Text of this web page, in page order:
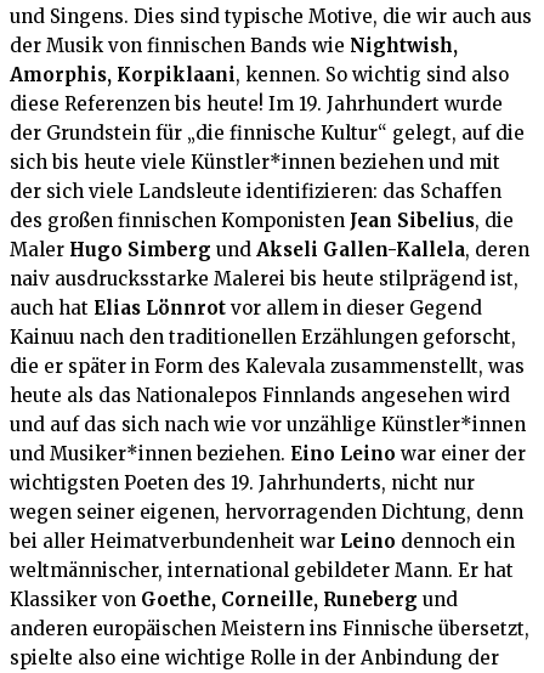
und Singens. Dies sind typische Motive, die wir auch aus
der Musik von finnischen Bands wie Nightwish,
Amorphis, Korpiklaani, kennen. So wichtig sind also
diese Referenzen bis heute! Im 19. Jahrhundert wurde
der Grundstein für „die finnische Kultur“ gelegt, auf die
sich bis heute viele Künstler*innen beziehen und mit
der sich viele Landsleute identifizieren: das Schaffen
des großen finnischen Komponisten Jean Sibelius, die
Maler Hugo Simberg und Akseli Gallen-Kallela, deren
naiv ausdrucksstarke Malerei bis heute stilprägend ist,
auch hat Elias Lönnrot vor allem in dieser Gegend
Kainuu nach den traditionellen Erzählungen geforscht,
die er später in Form des Kalevala zusammenstellt, was
heute als das Nationalepos Finnlands angesehen wird
und auf das sich nach wie vor unzählige Künstler*innen
und Musiker*innen beziehen. Eino Leino war einer der
wichtigsten Poeten des 19. Jahrhunderts, nicht nur
wegen seiner eigenen, hervorragenden Dichtung, denn
bei aller Heimatverbundenheit war Leino dennoch ein
weltmännischer, international gebildeter Mann. Er hat
Klassiker von Goethe, Corneille, Runeberg und
anderen europäischen Meistern ins Finnische übersetzt,
spielte also eine wichtige Rolle in der Anbindung der